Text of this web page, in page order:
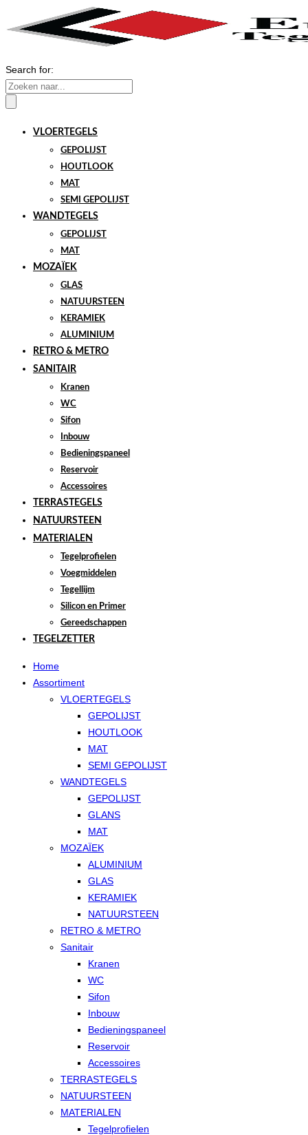
Search for:
VLOERTEGELS
GEPOLIJST
HOUTLOOK
MAT
SEMI GEPOLIJST
WANDTEGELS
GEPOLIJST
MAT
MOZAÏEK
GLAS
NATUURSTEEN
KERAMIEK
ALUMINIUM
RETRO & METRO
SANITAIR
Kranen
WC
Sifon
Inbouw
Bedieningspaneel
Reservoir
Accessoires
TERRASTEGELS
NATUURSTEEN
MATERIALEN
Tegelprofielen
Voegmiddelen
Tegellijm
Silicon en Primer
Gereedschappen
TEGELZETTER
Home
Assortiment
VLOERTEGELS
GEPOLIJST
HOUTLOOK
MAT
SEMI GEPOLIJST
WANDTEGELS
GEPOLIJST
GLANS
MAT
MOZAÏEK
ALUMINIUM
GLAS
KERAMIEK
NATUURSTEEN
RETRO & METRO
Sanitair
Kranen
WC
Sifon
Inbouw
Bedieningspaneel
Reservoir
Accessoires
TERRASTEGELS
NATUURSTEEN
MATERIALEN
Tegelprofielen